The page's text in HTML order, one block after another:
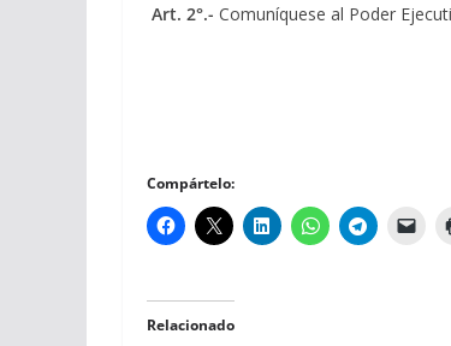
Art. 2°.- Comuníquese al Poder
Compártelo:
Relacionado